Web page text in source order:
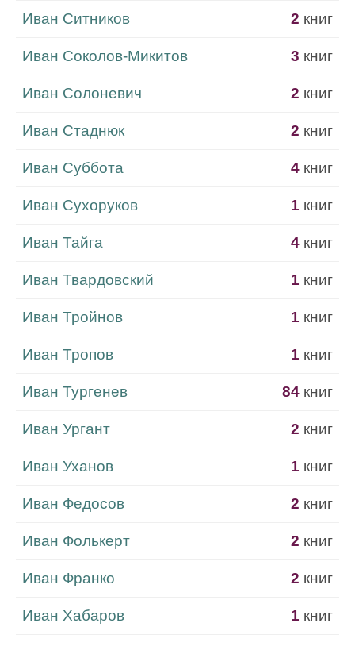
Иван Ситников 2 книг
Иван Соколов-Микитов 3 книг
Иван Солоневич 2 книг
Иван Стаднюк 2 книг
Иван Суббота 4 книг
Иван Сухоруков 1 книг
Иван Тайга 4 книг
Иван Твардовский 1 книг
Иван Тройнов 1 книг
Иван Тропов 1 книг
Иван Тургенев 84 книг
Иван Ургант 2 книг
Иван Уханов 1 книг
Иван Федосов 2 книг
Иван Фолькерт 2 книг
Иван Франко 2 книг
Иван Хабаров 1 книг